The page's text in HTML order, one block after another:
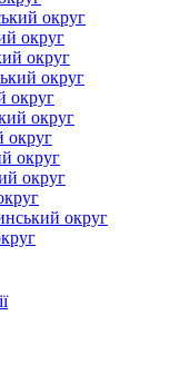
округ
округ
округ
округ
округ
округ
округ
округ
округ
округ